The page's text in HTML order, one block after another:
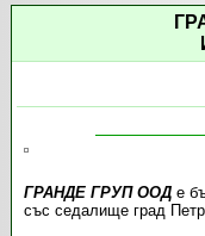
ГРАНДЕ ГРУП ООД е
със седалище град